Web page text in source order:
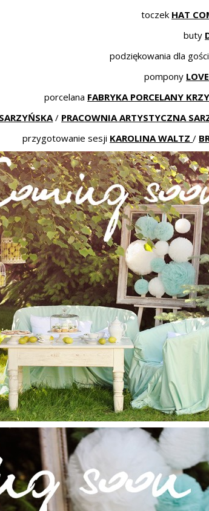
toczek HAT
buty
podziękowania dla gości
pompony
porcelana FABRYKA PORCELANY
/ PRACOWNIA ARTYSTYCZNA
przygotowanie sesji KAROLINA WALTZ /